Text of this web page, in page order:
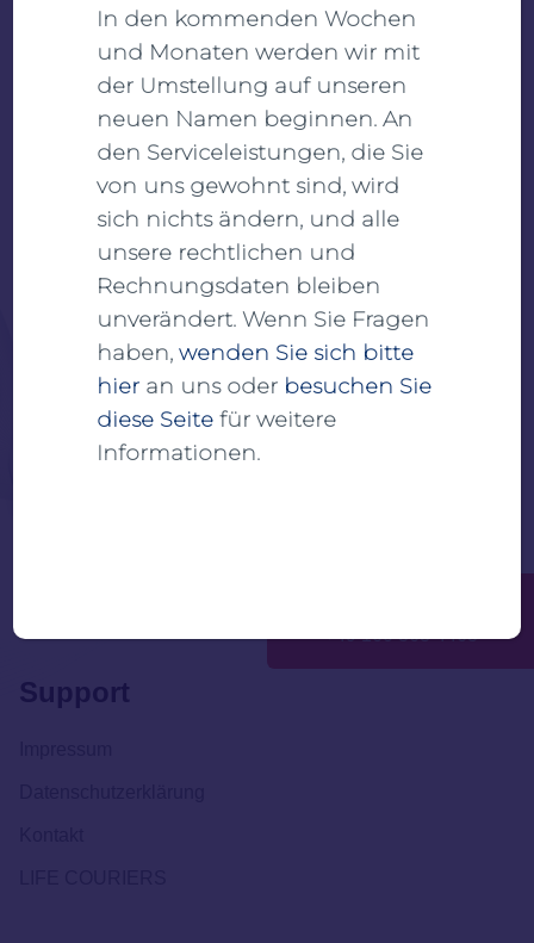
+49 160 363 4463
olaf.bauersfeld@lifelogisticsfreight.com
Support
In den kommenden Wochen
und Monaten werden wir mit
der Umstellung auf unseren
neuen Namen beginnen. An
den Serviceleistungen, die Sie
von uns gewohnt sind, wird
sich nichts ändern, und alle
unsere rechtlichen und
Rechnungsdaten bleiben
unverändert. Wenn Sie Fragen
haben,wenden Sie sich bitte
hier an uns oder besuchen Sie
diese Seite für weitere
Informationen.